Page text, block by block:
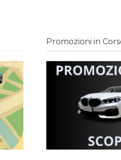
Promozioni in